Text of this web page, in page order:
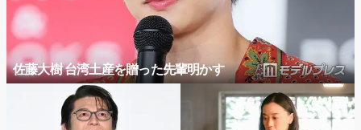
佐藤大樹 台湾土産を贈った先輩明かす